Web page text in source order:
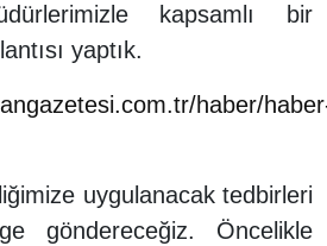
kapsamlı bir
yaptık.
haber/
uygulanacak tedbirleri
göndereceğiz. Öncelikle